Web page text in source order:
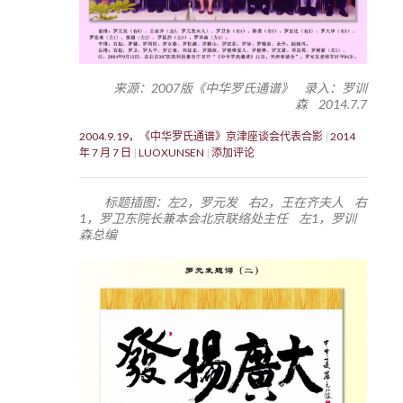
来源：2007版《中华罗氏通谱》 录入：罗训
森 2014.7.7
2004.9.19，《中华罗氏通谱》京津座谈会代表合影 2014
年 7 月 7 日
LUOXUNSEN 添加评论
标题插图：左2，罗元发 右2，王在齐夫人 右
1，罗卫东院长兼本会北京联络处主任 左1，罗训
森总编